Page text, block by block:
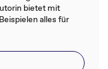
bietet mit
alles für